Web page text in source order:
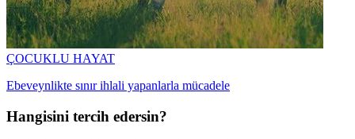
ÇOCUKLU HAYAT
Ebeveynlikte sınır ihlali yapanlarla mücadele
Hangisini tercih edersin?